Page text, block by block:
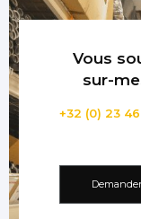
Vous
sur-
+32 (0) 23